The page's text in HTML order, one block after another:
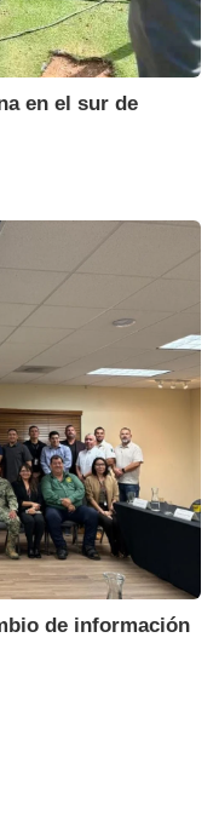
en el sur de
de información